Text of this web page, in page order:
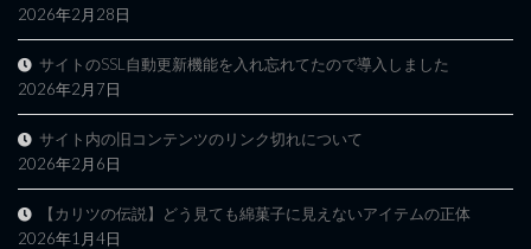
2026年2月28日
サイトのSSL自動更新機能を入れ忘れてたので導入しました
2026年2月7日
サイト内の旧コンテンツのリンク切れについて
2026年2月6日
【カリツの伝説】どう見ても綿菓子に見えないアイテムの正体
2026年1月4日